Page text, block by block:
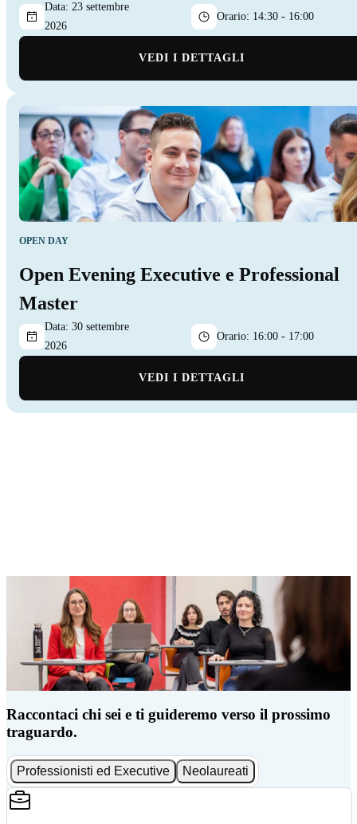
Data: 23 settembre
2026
Orario: 14:30 - 16:00
VEDI I DETTAGLI
OPEN DAY
Open Evening Executive e Professional
Master
Data: 30 settembre
2026
Orario: 16:00 - 17:00
VEDI I DETTAGLI
Raccontaci chi sei e ti guideremo verso il prossimo
traguardo.
Professionisti ed Executive Neolaureati